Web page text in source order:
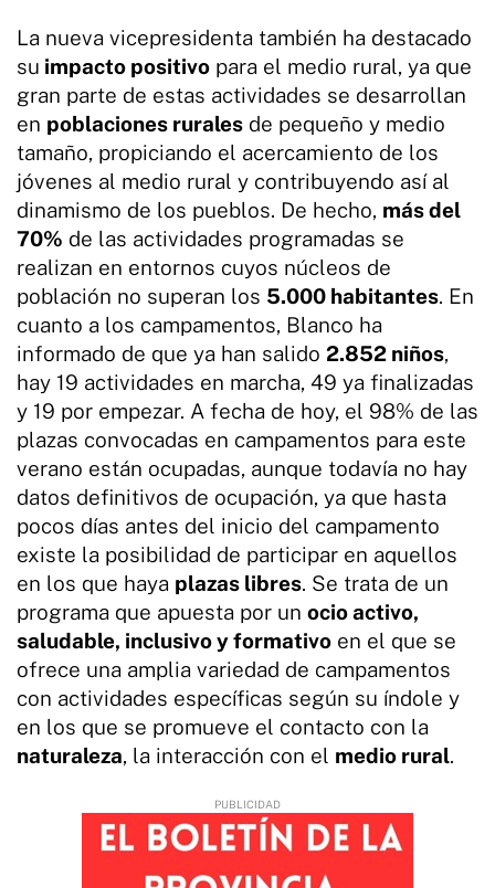
La nueva vicepresidenta también ha destacado
su impacto positivo para el medio rural, ya que
gran parte de estas actividades se desarrollan
en poblaciones rurales de pequeño y medio
tamaño, propiciando el acercamiento de los
jóvenes al medio rural y contribuyendo así al
dinamismo de los pueblos. De hecho, más del
70% de las actividades programadas se
realizan en entornos cuyos núcleos de
población no superan los 5.000 habitantes. En
cuanto a los campamentos, Blanco ha
informado de que ya han salido 2.852 niños,
hay 19 actividades en marcha, 49 ya finalizadas
y 19 por empezar. A fecha de hoy, el 98% de las
plazas convocadas en campamentos para este
verano están ocupadas, aunque todavía no hay
datos definitivos de ocupación, ya que hasta
pocos días antes del inicio del campamento
existe la posibilidad de participar en aquellos
en los que haya plazas libres. Se trata de un
programa que apuesta por un ocio activo,
saludable, inclusivo y formativo en el que se
ofrece una amplia variedad de campamentos
con actividades específicas según su índole y
en los que se promueve el contacto con la
naturaleza, la interacción con el medio rural.